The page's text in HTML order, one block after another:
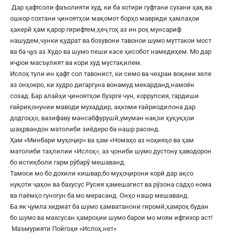
Дар ҳафтсоли фаъолияти худ, ки ба хотири гуфтани сухани ҳақ ва
ошкор сохтани ҷиноятҳои мақомот борҳо мавриди ҳамлаҳои
ҳакерӣ ҳам қарор гирифтем,ҳеҷ гоҳ аз ин роҳ мунсариф
нашудем,чунки қудрат ва бозувони тавонои шумо муттакои мост
ва ба ҷуз аз Худо ва шумо пеши касе ҳисобот намедиҳем. Мо дар
иҷрои масъулият ва кори худ мустақилем.
Ислоҳ тули ин ҳафт сол тавонист, ки симо ва чеҳраи воқеии хеле
аз онҳоеро, ки худро дигаргуна вонамуд мекарданд,намоён
созад. Бар алайҳи ҷиноятҳои бузрге чун, коррупсия, гардиши
ғайриқонунии маводи мухаддир, аҳкоми ғайриодилона дар
додгоҳҳо, вазифаву мансабфурушӣ,умуман нақзи ҳуқуқҳои
шаҳрвандон матолиби зиёдеро ба нашр расонд.
Ҳам «Минбари муҳоҷир» ва ҳам «Номаҳо аз ноҳияҳо ва ҳам
матолиби таҳлилии «Ислоҳ», аз ҷониби шумо дустону ҳаводорон
бо истиқболи гарм рӯбарӯ мешаванд.
Тамоси мо бо дохили кишвар,бо муҳоҷирони корӣ дар ақсо
нуқоти ҷаҳон ва бахусус Русия ҳамешагист ва рӯзона садҳо нома
ва паёмҳо гуногун ба мо мерасанд. Онҳо нашр мешаванд.
Ба як ҷумла хидмат ба шумо ҳамватанони гиромӣ,ҳамроҳ будан
бо шумо ва махсусан ҳамроҳии шумо барои мо мояи ифтихор аст!
Маъмурияти Пойгоҳи «Ислоҳ.нет«